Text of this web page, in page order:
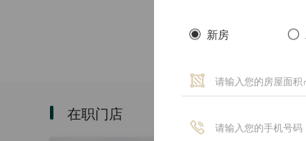
在职门店
新房